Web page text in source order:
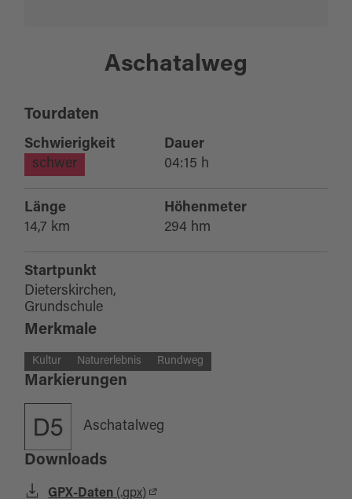
Aschatalweg
Tourdaten
Schwierigkeit
schwer
Dauer
04:15 h
Länge
14,7 km
Höhenmeter
294 hm
Startpunkt
Dieterskirchen,
Grundschule
Merkmale
Kultur Naturerlebnis Rundweg
Markierungen
Aschatalweg
Downloads
GPX-Daten (.gpx)